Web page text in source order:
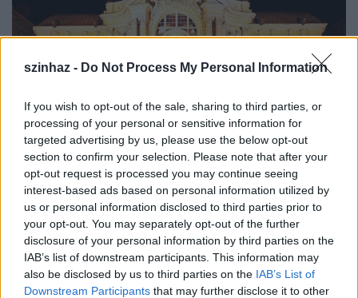
szinhaz - Do Not Process My Personal Information
If you wish to opt-out of the sale, sharing to third parties, or
processing of your personal or sensitive information for
targeted advertising by us, please use the below opt-out
section to confirm your selection. Please note that after your
opt-out request is processed you may continue seeing
interest-based ads based on personal information utilized by
us or personal information disclosed to third parties prior to
your opt-out. You may separately opt-out of the further
disclosure of your personal information by third parties on the
IAB’s list of downstream participants. This information may
also be disclosed by us to third parties on the IAB’s List of
Downstream Participants that may further disclose it to other
Vígszínház
A közgyűlésen Michal Docekal, az UTE elnöke, aki
többször is rendezett már a Vígszínházban,
köszöntötte a jelenlévő tagszínházak vezetőit. Az
eseménynek otthont adó és a színházak képviselőit
vendégül látó Piccolo Teatro idén ünnepli 70.
születésnapját, a rendezvényen megemlékeztek a